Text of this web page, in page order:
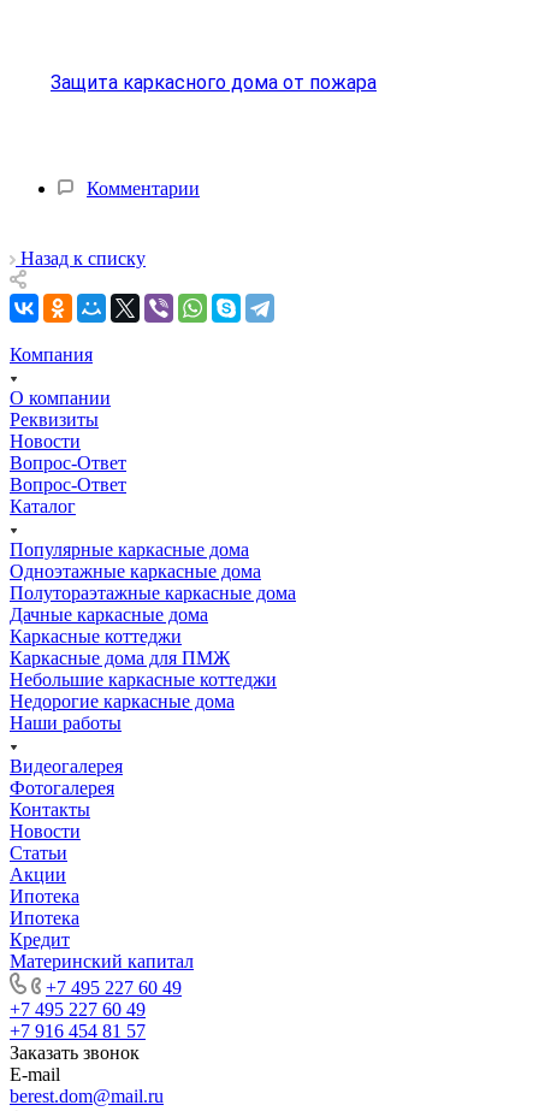
Защита каркасного дома от пожара
Комментарии
Назад к списку
Компания
О компании
Реквизиты
Новости
Вопрос-Ответ
Вопрос-Ответ
Каталог
Популярные каркасные дома
Одноэтажные каркасные дома
Полутораэтажные каркасные дома
Дачные каркасные дома
Каркасные коттеджи
Каркасные дома для ПМЖ
Небольшие каркасные коттеджи
Недорогие каркасные дома
Наши работы
Видеогалерея
Фотогалерея
Контакты
Новости
Статьи
Акции
Ипотека
Ипотека
Кредит
Материнский капитал
+7 495 227 60 49
+7 495 227 60 49
+7 916 454 81 57
Заказать звонок
E-mail
berest.dom@mail.ru